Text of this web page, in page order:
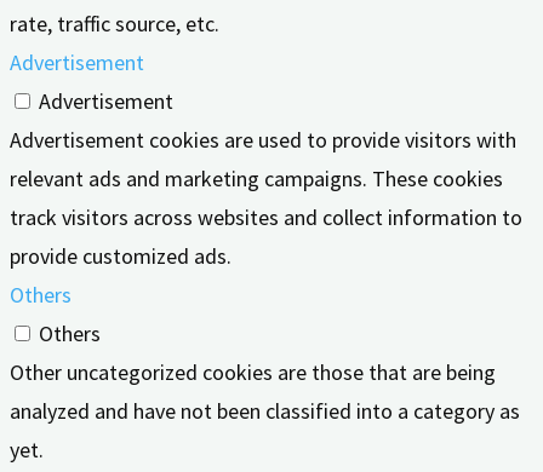
rate, traffic source, etc.
Advertisement
Advertisement
Advertisement cookies are used to provide visitors with
relevant ads and marketing campaigns. These cookies
track visitors across websites and collect information to
provide customized ads.
Others
Others
Other uncategorized cookies are those that are being
analyzed and have not been classified into a category as
yet.